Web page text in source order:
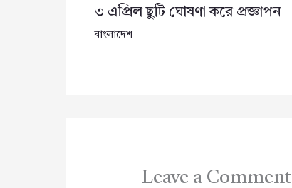
৩ এপ্রিল ছুটি ঘোষণা করে প্রজ্ঞাপন
বাংলাদেশ
Leave a Comment